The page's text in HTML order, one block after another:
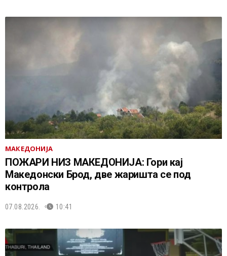
МАКЕДОНИЈА
ПОЖАРИ НИЗ МАКЕДОНИЈА: Гори кај
Македонски Брод, две жаришта се под
контрола
07.08.2026. 10:41